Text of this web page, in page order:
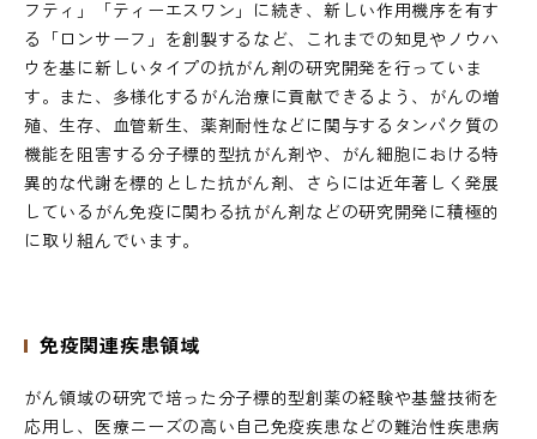
フティ」「ティーエスワン」に続き、新しい作用機序を有す
る「ロンサーフ」を創製するなど、これまでの知見やノウハ
ウを基に新しいタイプの抗がん剤の研究開発を行っていま
す。また、多様化するがん治療に貢献できるよう、がんの増
殖、生存、血管新生、薬剤耐性などに関与するタンパク質の
機能を阻害する分子標的型抗がん剤や、がん細胞における特
異的な代謝を標的とした抗がん剤、さらには近年著しく発展
しているがん免疫に関わる抗がん剤などの研究開発に積極的
に取り組んでいます。
免疫関連疾患領域
がん領域の研究で培った分子標的型創薬の経験や基盤技術を
応用し、医療ニーズの高い自己免疫疾患などの難治性疾患病